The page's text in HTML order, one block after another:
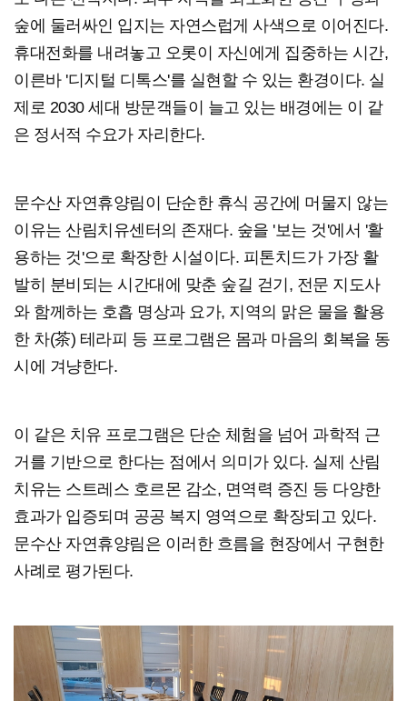
숲에 둘러싸인 입지는 자연스럽게 사색으로 이어진다.
휴대전화를 내려놓고 오롯이 자신에게 집중하는 시간,
이른바 '디지털 디톡스'를 실현할 수 있는 환경이다. 실
제로 2030 세대 방문객들이 늘고 있는 배경에는 이 같
은 정서적 수요가 자리한다.
문수산 자연휴양림이 단순한 휴식 공간에 머물지 않는
이유는 산림치유센터의 존재다. 숲을 '보는 것'에서 '활
용하는 것'으로 확장한 시설이다. 피톤치드가 가장 활
발히 분비되는 시간대에 맞춘 숲길 걷기, 전문 지도사
와 함께하는 호흡 명상과 요가, 지역의 맑은 물을 활용
한 차(茶) 테라피 등 프로그램은 몸과 마음의 회복을 동
시에 겨냥한다.
이 같은 치유 프로그램은 단순 체험을 넘어 과학적 근
거를 기반으로 한다는 점에서 의미가 있다. 실제 산림
치유는 스트레스 호르몬 감소, 면역력 증진 등 다양한
효과가 입증되며 공공 복지 영역으로 확장되고 있다.
문수산 자연휴양림은 이러한 흐름을 현장에서 구현한
사례로 평가된다.